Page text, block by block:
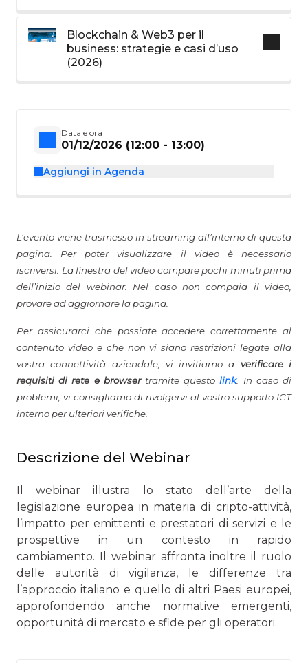
Blockchain & Web3 per il
business: strategie e casi d’uso
(2026)
Data e ora
01/12/2026 (12:00 - 13:00)
Aggiungi in Agenda
L’evento viene trasmesso in streaming all’interno di questa
pagina. Per poter visualizzare il video è necessario
iscriversi. La finestra del video compare pochi minuti prima
dell’inizio del webinar. Nel caso non compaia il video,
provare ad aggiornare la pagina.
Per assicurarci che possiate accedere correttamente al
contenuto video e che non vi siano restrizioni legate alla
vostra connettività aziendale, vi invitiamo a verificare i
requisiti di rete e browsertramite questolink. In caso di
problemi, vi consigliamo di rivolgervi al vostro supporto ICT
interno per ulteriori verifiche.
Descrizione del Webinar
Il webinar illustra lo stato dell’arte della
legislazione europea in materia di cripto-attività,
l’impatto per emittenti e prestatori di servizi e le
prospettive in un contesto in rapido
cambiamento. Il webinar affronta inoltre il ruolo
delle autorità di vigilanza, le differenze tra
l’approccio italiano e quello di altri Paesi europei,
approfondendo anche normative emergenti,
opportunità di mercato e sfide per gli operatori.